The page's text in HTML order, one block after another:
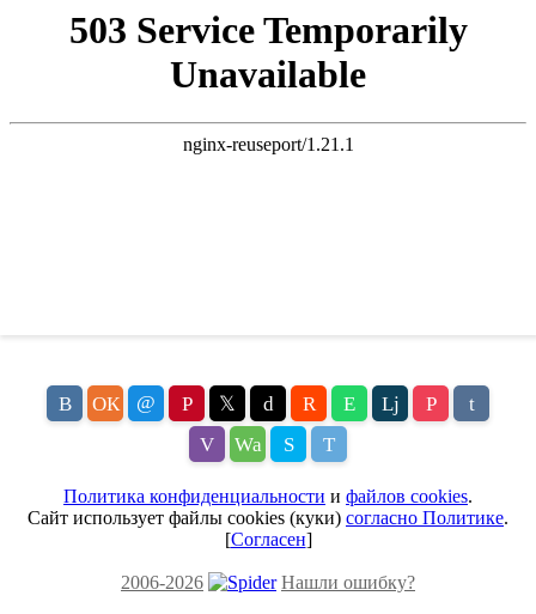
В ОК @ P 𝕏 d R E Lj P
t
V
Wa S T
Политика конфиденциальности и файлов cookies.
Сайт использует файлы cookies (куки) согласно Политике.
[Согласен]
2006-2026 Нашли ошибку?